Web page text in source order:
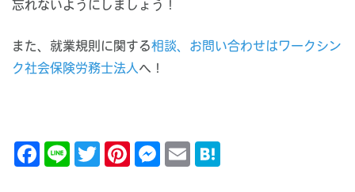
忘れないようにしましょう！
また、就業規則に関する相談、お問い合わせはワークシン
ク社会保険労務士法人 へ！
Facebook
LineTwitter
Pinterest
Messenger
Email